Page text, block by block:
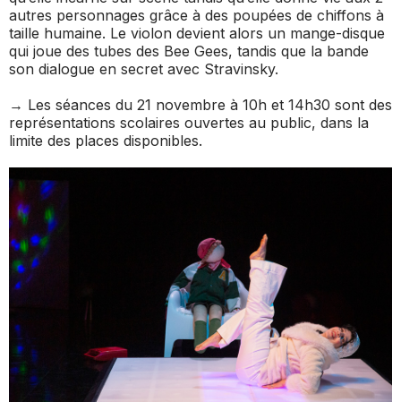
autres personnages grâce à des poupées de chiffons à
taille humaine. Le violon devient alors un mange-disque
qui joue des tubes des Bee Gees, tandis que la bande
son dialogue en secret avec Stravinsky.
→ Les séances du 21 novembre à 10h et 14h30 sont des
représentations scolaires ouvertes au public, dans la
limite des places disponibles.